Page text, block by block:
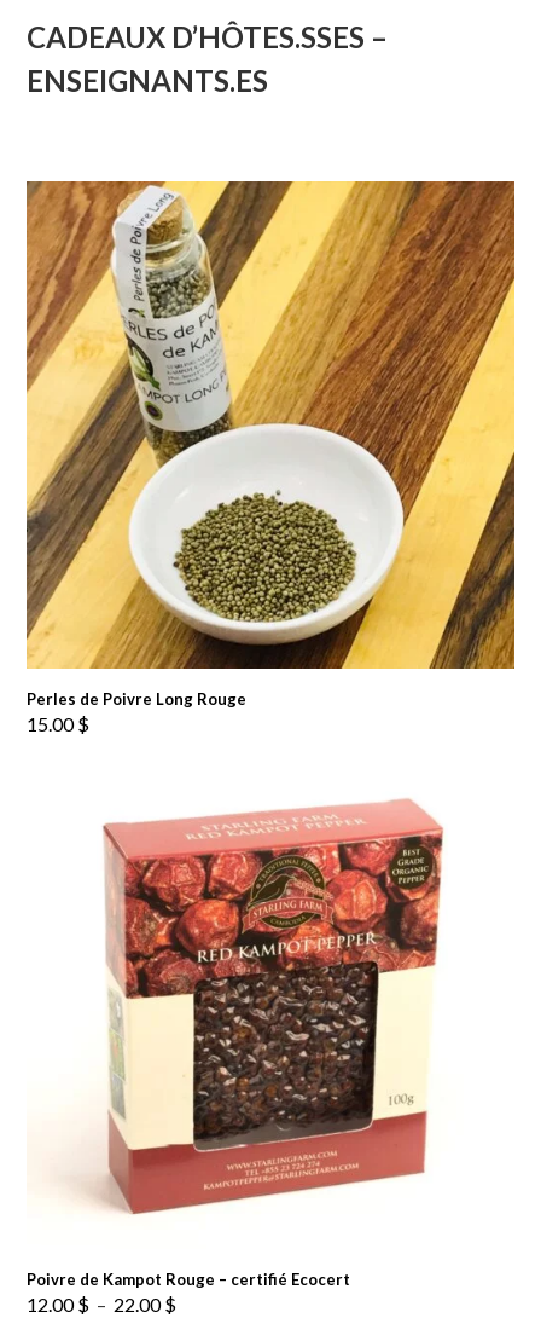
CADEAUX D’HÔTES.SSES –
ENSEIGNANTS.ES
Perles de Poivre Long Rouge
15.00$
Poivre de Kampot Rouge – certifié Ecocert
12.00$ – 22.00$Plage